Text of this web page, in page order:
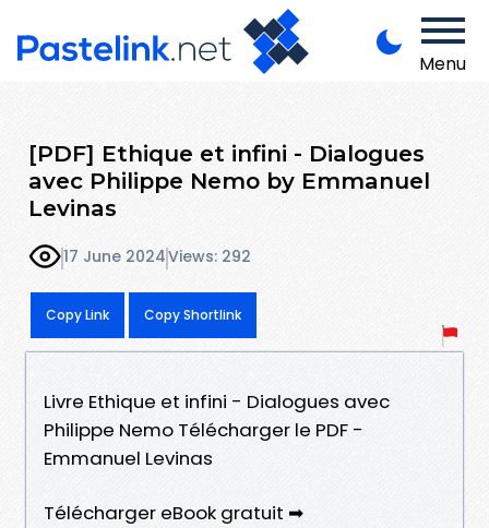
Menu
[PDF] Ethique et infini - Dialogues
avec Philippe Nemo by Emmanuel
Levinas
17 June 2024Views: 292
Copy Link Copy Shortlink
Livre Ethique et infini - Dialogues avec
Philippe Nemo Télécharger le PDF -
Emmanuel Levinas
Télécharger eBook gratuit ➡